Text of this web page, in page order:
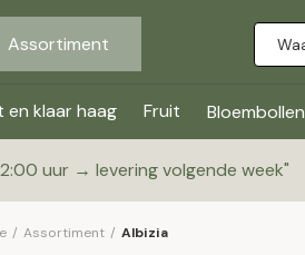
Assortiment
en klaar haag Fruit Bloembollen
uur → levering volgende week"
/ Assortiment / Albizia